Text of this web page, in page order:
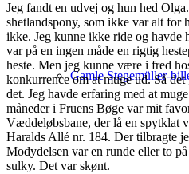
Gamle Stegemüller-
Jeg fandt en udvej og hun hed
shetlandspony, som ikke var alt for
ikke. Jeg kunne ikke ride og havde
var på en ingen måde en rigtig
heste. Men jeg kunne være i fred
konkurrence om at muge ud. Så
det. Jeg havde erfaring med at
måneder i Fruens Bøge var mit
Væddeløbsbane, der lå en spytklat
Haralds Allé nr. 184. Der tilbragte
Modydelsen var en runde eller to
sulky. Det var skønt.